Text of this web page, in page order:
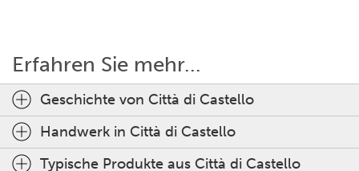
Erfahren Sie mehr...
Geschichte von Città di Castello
Handwerk in Città di Castello
Typische Produkte aus Città di Castello